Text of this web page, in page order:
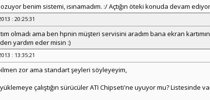
benim sistemi, ısınamadım. :/ Açtığın öteki konuda devam
: 20:25:31
olmadı ama ben hpnin müşteri servisini aradım bana ekran
yardım eder misin :)
: 13:35:21
zor ama standart şeyleri söyleyeyim,
çalıştığın sürücüler ATI Chipseti'ne uyuyor mu? Listesinde